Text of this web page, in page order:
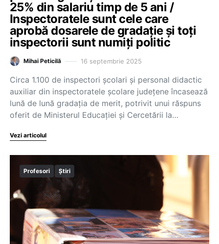
25% din salariu timp de 5 ani /
Inspectoratele sunt cele care
aprobă dosarele de gradație și toți
inspectorii sunt numiți politic
Mihai Peticilă 16 septembrie 2025
Circa 1.100 de inspectori școlari și personal didactic
auxiliar din inspectoratele școlare județene încasează
lună de lună gradația de merit, potrivit unui răspuns
oferit de Ministerul Educației și Cercetării la…
Vezi articolul
Profesori Știri